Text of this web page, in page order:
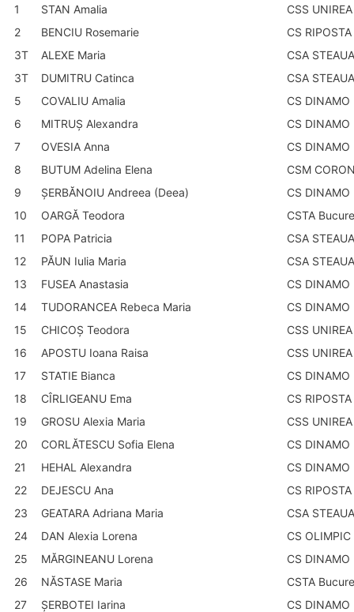
1 STAN Amalia
CSS
2
BENCIU Rosemarie
CS
3T
ALEXE Maria
CSA
3T
DUMITRU Catinca
CSA
5
COVALIU Amalia
CS
6
MITRUȘ Alexandra
CS
7
OVESIA Anna
CS
8
BUTUM Adelina Elena
CSM
9
ȘERBĂNOIU Andreea (Deea)
CS
10
OARGĂ Teodora
CSTA
11
POPA Patricia
CSA
12
PĂUN Iulia Maria
CSA
13
FUSEA Anastasia
CS
14
TUDORANCEA Rebeca Maria
CS
15
CHICOȘ Teodora
CSS
16
APOSTU Ioana Raisa
CSS
17
STATIE Bianca
CS
18
CÎRLIGEANU Ema
CS
19
GROSU Alexia Maria
CSS
20
CORLĂTESCU Sofia Elena
CS
21
HEHAL Alexandra
CS
22
DEJESCU Ana
CS
23
GEATARA Adriana Maria
CSA
24
DAN Alexia Lorena
CS OLIMPIC
25
MĂRGINEANU Lorena
CS
26
NĂSTASE Maria
CSTA
27
ȘERBOTEI Iarina
CS